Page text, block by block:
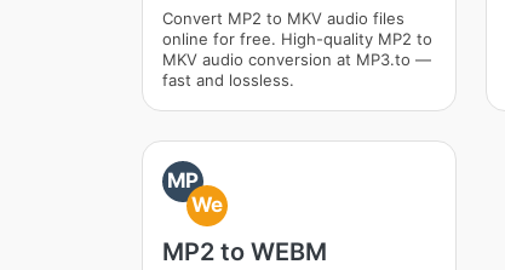
Convert MP2 to MKV audio files
online for free. High-quality MP2 to
MKV audio conversion at MP3.to —
fast and lossless.
MP
We
MP2 to WEBM